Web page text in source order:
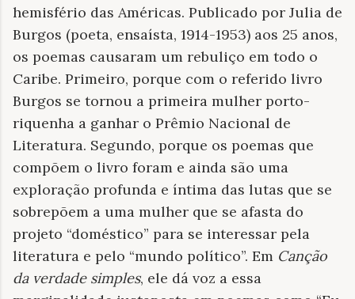
hemisfério das Américas. Publicado por Julia de
Burgos (poeta, ensaísta, 1914-1953) aos 25 anos,
os poemas causaram um rebuliço em todo o
Caribe. Primeiro, porque com o referido livro
Burgos se tornou a primeira mulher porto-
riquenha a ganhar o Prêmio Nacional de
Literatura. Segundo, porque os poemas que
compõem o livro foram e ainda são uma
exploração profunda e íntima das lutas que se
sobrepõem a uma mulher que se afasta do
projeto “doméstico” para se interessar pela
literatura e pelo “mundo político”. Em Canção
da verdade simples, ele dá voz a essa